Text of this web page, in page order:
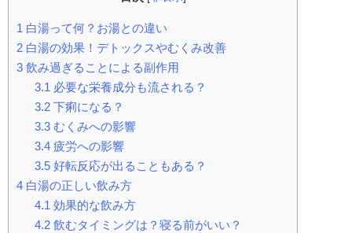
1 白湯って何？お湯との違い
2 白湯の効果！デトックスやむくみ改善
3 飲み過ぎることによる副作用
3.1 必要な栄養成分も流される？
3.2下痢になる？
3.3むくみへの影響
3.4疲労への影響
3.5好転反応が出ることもある？
4 白湯の正しい飲み方
4.1 効果的な飲み方
4.2飲むタイミングは？寝る前がいい？